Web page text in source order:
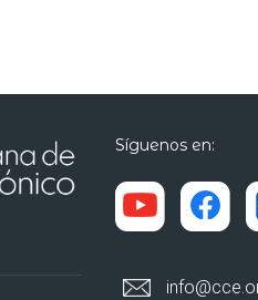
Síguenos en: